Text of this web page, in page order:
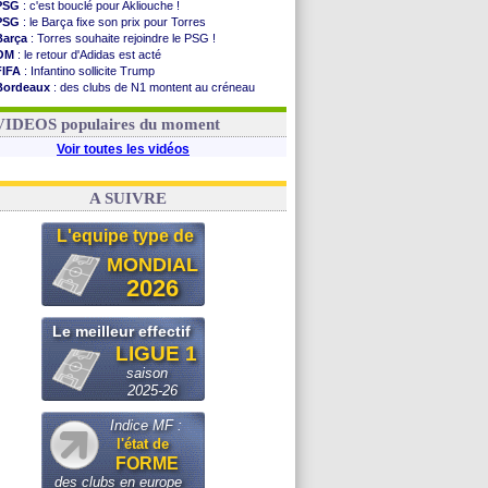
: c'est bouclé pour Akliouche !
: le Barça fixe son prix pour Torres
: Torres souhaite rejoindre le PSG !
: le retour d'Adidas est acté
: Infantino sollicite Trump
: des clubs de N1 montent au créneau
: le démenti de Leipzig pour Diomandé
populaires du moment
Voir toutes les vidéos
A SUIVRE
L'equipe type de
MONDIAL
2026
Le meilleur effectif
LIGUE 1
saison
2025-26
Indice MF :
l'état de
FORME
des clubs en europe